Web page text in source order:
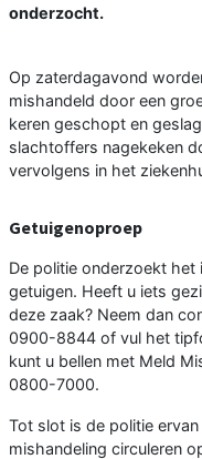
onderzocht.
Op zaterdagavond
mishandeld door een
keren geschopt en
slachtoffers nagekeken
vervolgens in het
Getuigenoproep
De politie onderzoekt
getuigen. Heeft u iets
deze zaak? Neem dan
0900-8844 of vul het
kunt u bellen met Meld
0800-7000.
Tot slot is de politie
mishandeling circuleren